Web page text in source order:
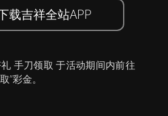
载吉祥全站APP
手刀领取 于活动期间内前往
”彩金。